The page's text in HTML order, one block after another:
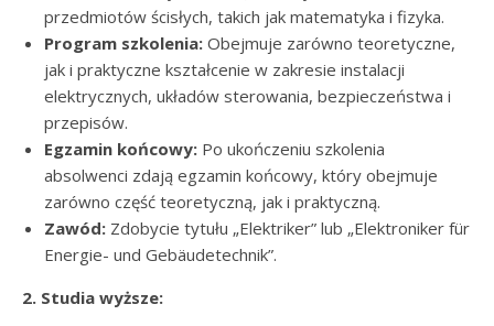
przedmiotów ścisłych, takich jak matematyka i fizyka.
Program szkolenia: Obejmuje zarówno teoretyczne,
jak i praktyczne kształcenie w zakresie instalacji
elektrycznych, układów sterowania, bezpieczeństwa i
przepisów.
Egzamin końcowy: Po ukończeniu szkolenia
absolwenci zdają egzamin końcowy, który obejmuje
zarówno część teoretyczną, jak i praktyczną.
Zawód: Zdobycie tytułu „Elektriker” lub „Elektroniker für
Energie- und Gebäudetechnik”.
2. Studia wyższe: